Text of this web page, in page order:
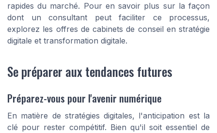
rapides du marché. Pour en savoir plus sur la façon
dont un consultant peut faciliter ce processus,
explorez les offres de cabinets de conseil en stratégie
digitale et transformation digitale.
Se préparer aux tendances futures
Préparez-vous pour l'avenir numérique
En matière de stratégies digitales, l'anticipation est la
clé pour rester compétitif. Bien qu'il soit essentiel de